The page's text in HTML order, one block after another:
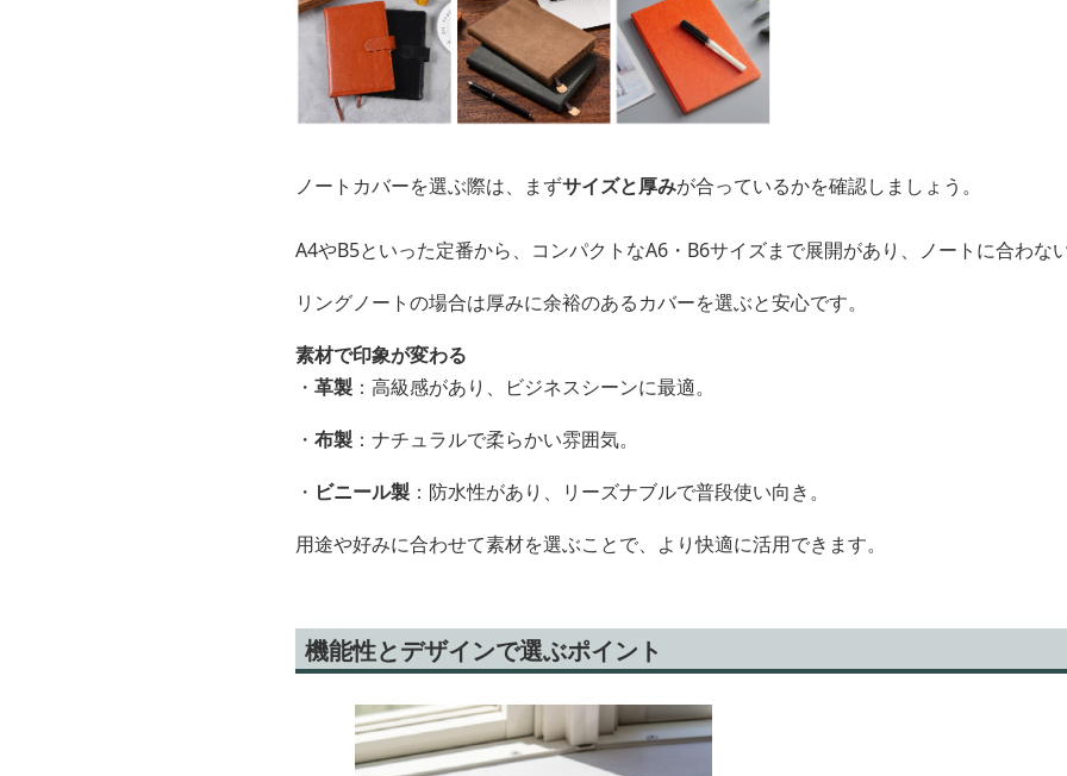
ノートカバーを選ぶ際は、まずサイズと厚みが合っているかを確認しましょう。
A4やB5といった定番から、コンパクトなA6・B6サイズまで展開があり、ノートに合わな
リングノートの場合は厚みに余裕のあるカバーを選ぶと安心です。
素材で印象が変わる
・ 革製 ：高級感があり、ビジネスシーンに最適。
・ 布製 ：ナチュラルで柔らかい雰囲気。
・ ビニール製 ：防水性があり、リーズナブルで普段使い向き。
用途や好みに合わせて素材を選ぶことで、より快適に活用できます。
機能性とデザインで選ぶポイント